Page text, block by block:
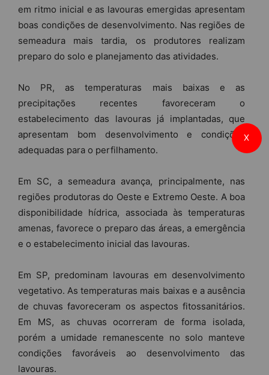
em ritmo inicial e as lavouras emergidas apresentam
boas condições de desenvolvimento. Nas regiões de
semeadura mais tardia, os produtores realizam
preparo do solo e planejamento das atividades.
No PR, as temperaturas mais baixas e as
precipitações recentes favoreceram o
estabelecimento das lavouras já implantadas, que
apresentam bom desenvolvimento e condições
adequadas para o perfilhamento.
Em SC, a semeadura avança, principalmente, nas
regiões produtoras do Oeste e Extremo Oeste. A boa
disponibilidade hídrica, associada às temperaturas
amenas, favorece o preparo das áreas, a emergência
e o estabelecimento inicial das lavouras.
Em SP, predominam lavouras em desenvolvimento
vegetativo. As temperaturas mais baixas e a ausência
de chuvas favoreceram os aspectos fitossanitários.
Em MS, as chuvas ocorreram de forma isolada,
porém a umidade remanescente no solo manteve
condições favoráveis ao desenvolvimento das
lavouras.
X